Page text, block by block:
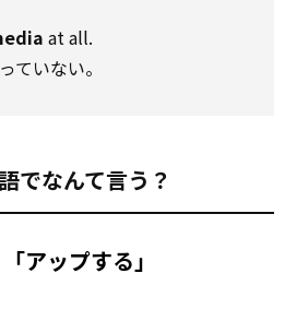
at all.
ていない。
でなんて言う？
アップする」